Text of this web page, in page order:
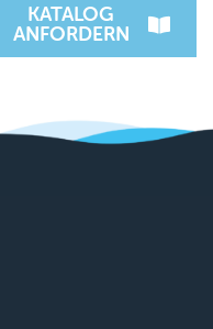
KATALOG
ANFORDERN